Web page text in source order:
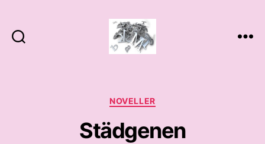
Kategorier
NOVELLER
Städgenen